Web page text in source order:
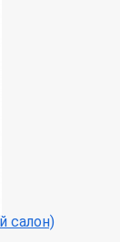
салон)